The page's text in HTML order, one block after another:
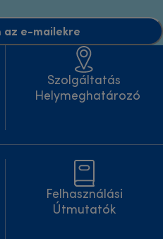
az e-mailekre
Szolgáltatás
Helymeghatározó
Felhasználási
Útmutatók